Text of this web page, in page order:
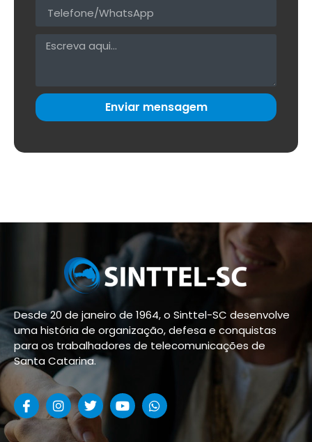
Enviar mensagem
Desde 20 de janeiro de 1964, o Sinttel-SC desenvolve
uma história de organização, defesa e conquistas
para os trabalhadores de telecomunicações de
Santa Catarina.